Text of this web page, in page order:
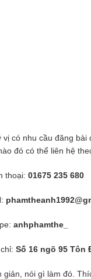
vị có nhu cầu đăng bài
đó có thể liên hệ
thoại: 01675 235 680
anhphamthe_
Số 16 ngõ 95 Tôn
giản, nói gì làm đó.